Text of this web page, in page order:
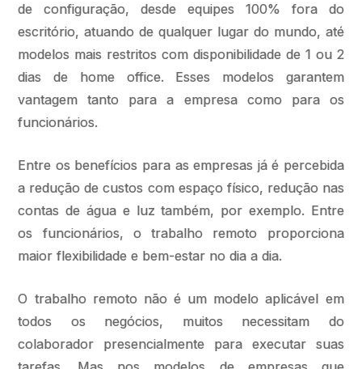
de configuração, desde equipes 100% fora do
escritório, atuando de qualquer lugar do mundo, até
modelos mais restritos com disponibilidade de 1 ou 2
dias de home office. Esses modelos garantem
vantagem tanto para a empresa como para os
funcionários.
Entre os benefícios para as empresas já é percebida
a redução de custos com espaço físico, redução nas
contas de água e luz também, por exemplo. Entre
os funcionários, o trabalho remoto proporciona
maior flexibilidade e bem-estar no dia a dia.
O trabalho remoto não é um modelo aplicável em
todos os negócios, muitos necessitam do
colaborador presencialmente para executar suas